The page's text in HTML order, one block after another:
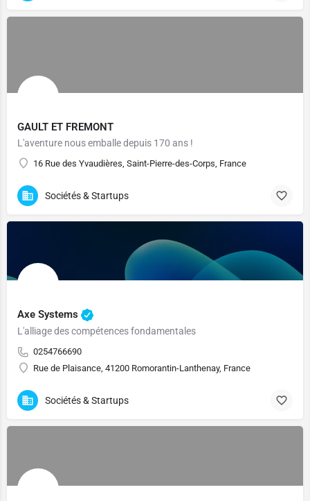
GAULT ET FREMONT
L'aventure nous emballe depuis 170 ans !
16 Rue des Yvaudières, Saint-Pierre-des-Corps, France
Sociétés & Startups
Axe Systems
L'alliage des compétences fondamentales
0254766690
Rue de Plaisance, 41200 Romorantin-Lanthenay, France
Sociétés & Startups